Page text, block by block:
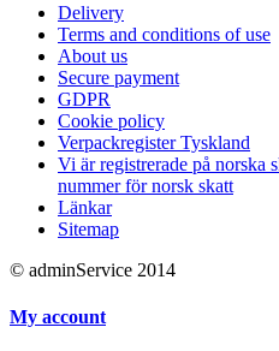
Delivery
Terms and conditions of use
About us
Secure payment
GDPR
Cookie policy
Verpackregister Tyskland
Vi är registrerade på norska
nummer för norsk skatt
Länkar
Sitemap
© adminService 2014
My account